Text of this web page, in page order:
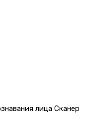
лица Сканер